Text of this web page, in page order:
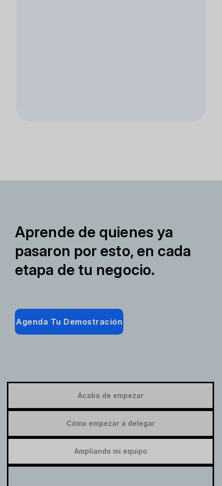
Aprende de quienes ya
pasaron por esto, en cada
etapa de tu negocio.
Agenda Tu Demostración
Acabo de empezar
Cómo empezar a delegar
Ampliando mi equipo